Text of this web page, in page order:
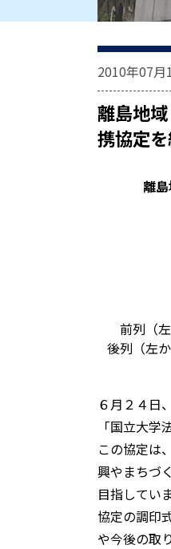
2010年07月
離島地
携協定
離
前列（
後列（左
６月２４日
「国立大
この協定は
興やまちづ
目指してい
協定の調印
や今後の取